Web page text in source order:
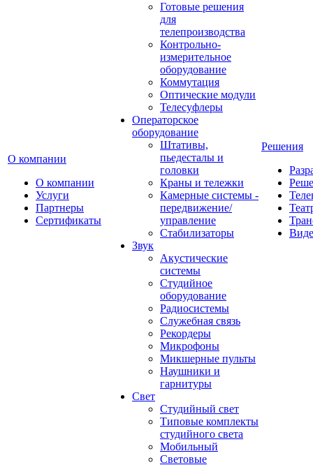
О компании
О компании
Услуги
Партнеры
Сертификаты
Готовые решения
для
телепроизводства
Контрольно-
измерительное
оборудование
Коммутация
Оптические модули
Телесуфлеры
Операторское
оборудование
Штативы,
пьедесталы и
головки
Краны и тележки
Камерные системы -
передвижение/
управление
Стабилизаторы
Звук
Акустические
системы
Студийное
оборудование
Радиосистемы
Служебная связь
Рекордеры
Микрофоны
Микшерные пульты
Наушники и
гарнитуры
Свет
Студийный свет
Типовые комплекты
студийного света
Мобильный
Световые
Решения